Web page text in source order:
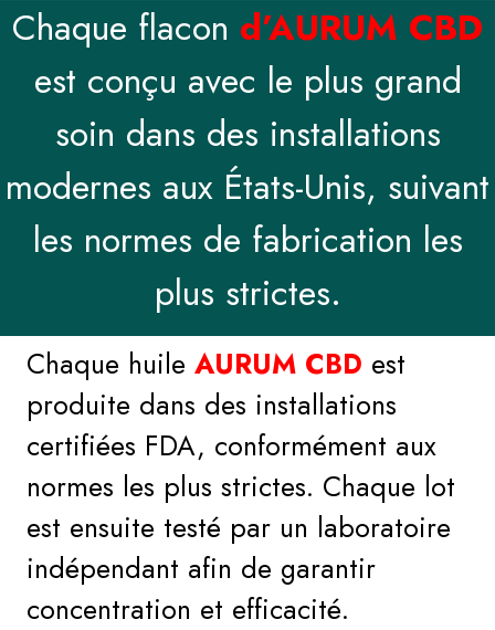
Chaque flacon d’AURUM CBD
est conçu avec le plus grand
soin dans des installations
modernes aux États-Unis, suivant
les normes de fabrication les
plus strictes.
Chaque huile AURUM CBD est
produite dans des installations
certifiées FDA, conformément aux
normes les plus strictes. Chaque lot
est ensuite testé par un laboratoire
indépendant afin de garantir
concentration et efficacité.